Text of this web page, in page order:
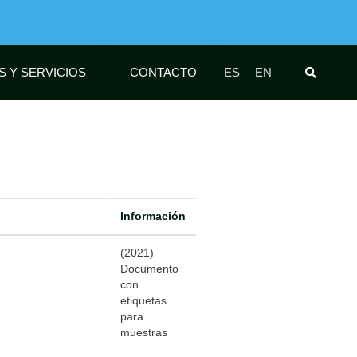
Y SERVICIOS CONTACTO ES EN
Información
(2021)
Documento
con
etiquetas
para
muestras